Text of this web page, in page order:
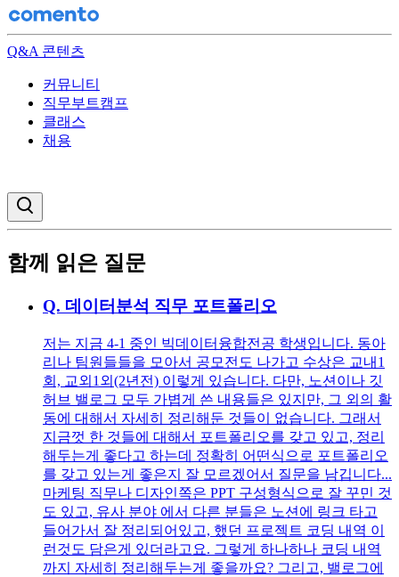
Q&A 콘텐츠
커뮤니티
직무부트캠프
클래스
채용
함께 읽은 질문
Q. 데이터분석 직무 포트폴리오
저는 지금 4-1 중인 빅데이터융합전공 학생입니다. 동아
리나 팀원들들을 모아서 공모전도 나가고 수상은 교내1
회, 교외1외(2년전) 이렇게 있습니다. 다만, 노션이나 깃
허브 밸로그 모두 가볍게 쓴 내용들은 있지만, 그 외의 활
동에 대해서 자세히 정리해둔 것들이 없습니다. 그래서
지금껏 한 것들에 대해서 포트폴리오를 갖고 있고, 정리
해두는게 좋다고 하는데 정확히 어떤식으로 포트폴리오
를 갖고 있는게 좋은지 잘 모르겠어서 질문을 남깁니다...
마케팅 직무나 디자인쪽은 PPT 구성형식으로 잘 꾸민 것
도 있고, 유사 분야 에서 다른 분들은 노션에 링크 타고
들어가서 잘 정리되어있고, 했던 프로젝트 코딩 내역 이
런것도 담은게 있더라고요. 그렇게 하나하나 코딩 내역
까지 자세히 정리해두는게 좋을까요? 그리고, 밸로그에